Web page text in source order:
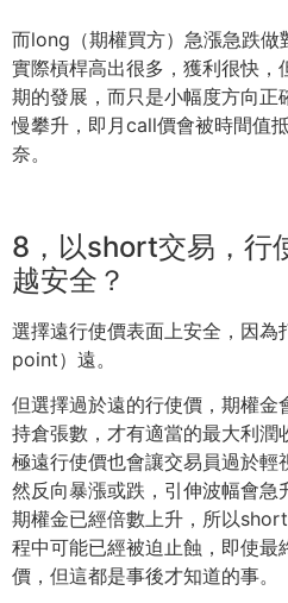
而long（期權買方）急漲急跌做
實際槓桿高出很多，獲利很快，
期的發展，而只是小幅度方向
慢攀升，即月call價會被時間值抵
奈。
8，以short交易，行
越安全？
選擇遠行使價表面上安全，因
point）遠。
但選擇過於遠的行使價，期權金
持倉張數，才有適當的最大利潤
極遠行使價也會讓交易員過於輕
然反向暴漲或跌，引伸波幅會急
期權金已經倍數上升， 所以
程中可能已經被迫止蝕， 即使最
價，但這都是事後才知道的事。